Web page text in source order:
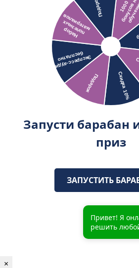
Запусти барабан
приз
ЗАПУСТИТЬ
×
Привет! Я
решить